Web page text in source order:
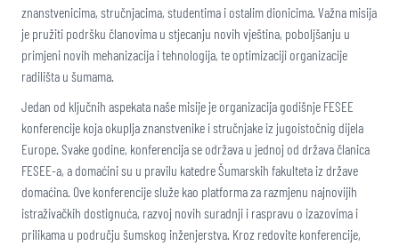
znanstvenicima, stručnjacima, studentima i ostalim dionicima. Važna misija
je pružiti podršku članovima u stjecanju novih vještina, poboljšanju u
primjeni novih mehanizacija i tehnologija, te optimizaciji organizacije
radilišta u šumama.
Jedan od ključnih aspekata naše misije je organizacija godišnje FESEE
konferencije koja okuplja znanstvenike i stručnjake iz jugoistočnig dijela
Europe. Svake godine, konferencija se održava u jednoj od država članica
FESEE-a, a domaćini su u pravilu katedre Šumarskih fakulteta iz države
domaćina. Ove konferencije služe kao platforma za razmjenu najnovijih
istraživačkih dostignuća, razvoj novih suradnji i raspravu o izazovima i
prilikama u području šumskog inženjerstva. Kroz redovite konferencije,